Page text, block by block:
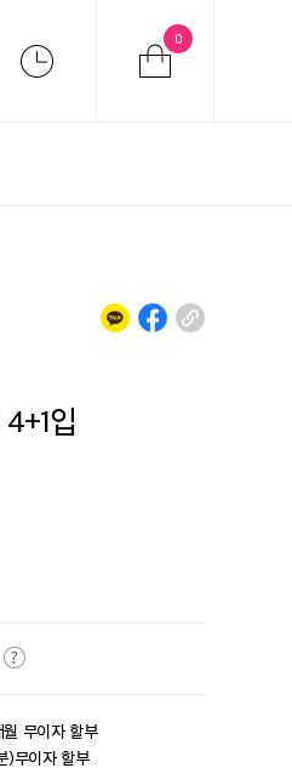
0
입
무이자 할부
)무이자 할부